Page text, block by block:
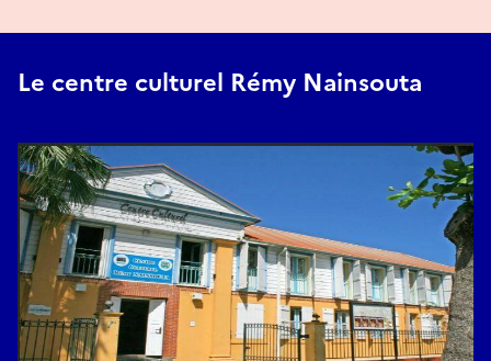
Le centre culturel Rémy Nainsouta